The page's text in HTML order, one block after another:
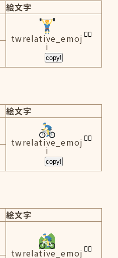
絵文字
twrelative_emoj
i
copy!
絵文字
twrelative_emoj
i
copy!
絵文字
twrelative_emoj